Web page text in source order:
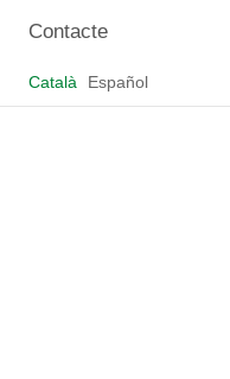
Contacte
Català Español